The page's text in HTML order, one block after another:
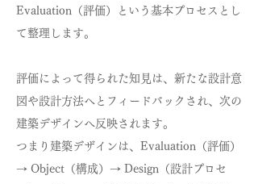
Evaluation（評価）という基本プロセスとし
て整理します。
評価によって得られた知見は、新たな設計意
図や設計方法へとフィードバックされ、次の
建築デザインへ反映されます。
つまり建築デザインは、Evaluation（評価）
→ Object（構成）→ Design（設計プロセ